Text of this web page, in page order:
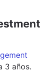
3 años.